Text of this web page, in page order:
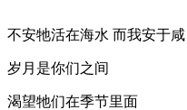
不安牠活在海水 而我安于咸
岁月是你们之间
渴望牠们在季节里面